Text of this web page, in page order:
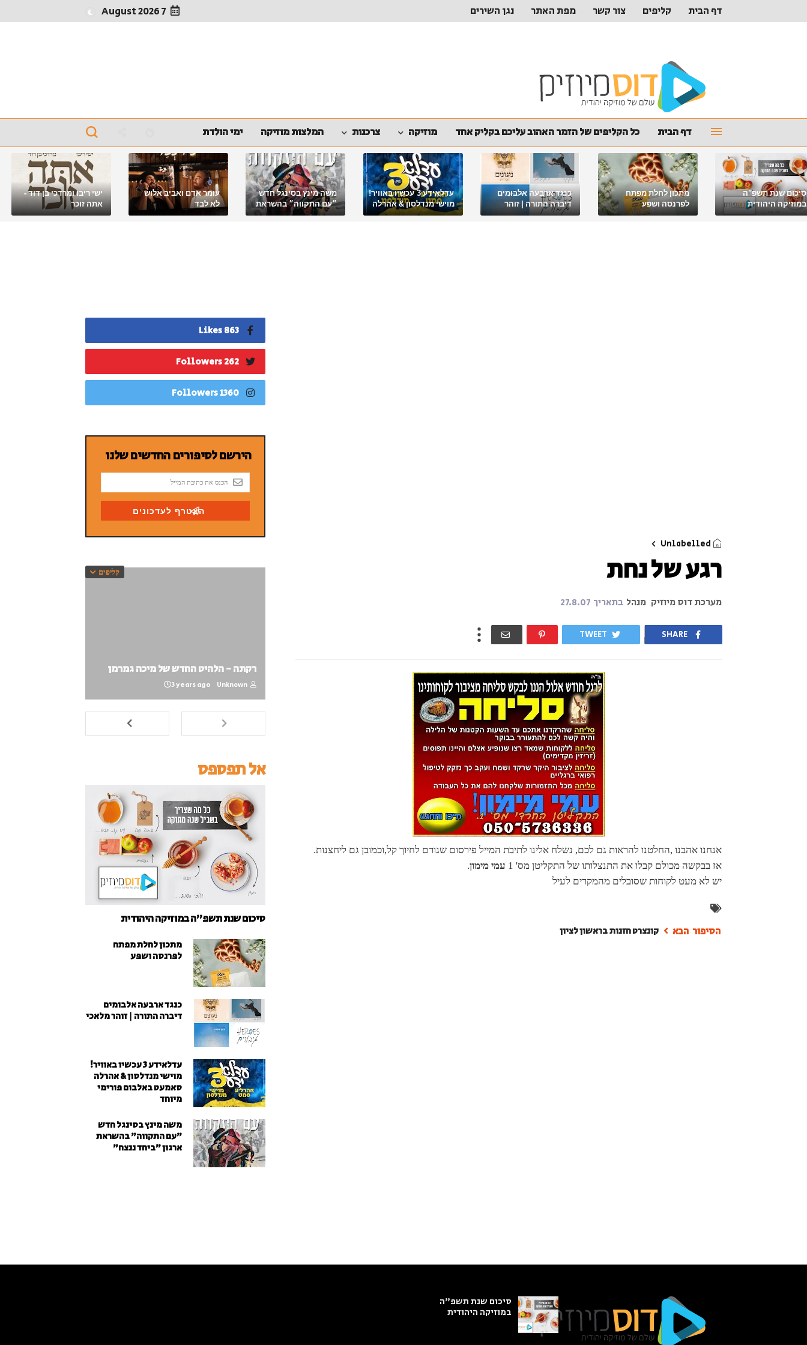
דף הבית קליפים צור קשר מפת האתר נגן השירים 7 August 2026
דף הבית כל הקליפים של הזמר האהוב עליכם בקליק אחד מוזיקה צרכנות המלצות מוזיקה ימי הולדת
סיכום שנת תשפ"ה
במוזיקה היהודית
מתכון לחלת מפתח
לפרנסה ושפע
כנגד ארבעה אלבומים
דיברה התורה | זוהר
מלאכי
עדלאידע 3 עכשיו באוויר!
מוישי מנדלסון & אהרלה
סאמעט באלבום פורימי
משה מינץ בסינגל חדש
״עם התקווה״ בהשראת
ארגון "ביחד ננצח"
עומר אדם ואביב אלוש
לא לבד
ישי ריבו ומרדכי בן דוד -
אתה זוכר
Unlabelled
רגע של נחת
מערכת דוס מיוזיק מנהל בתאריך 27.8.07
SHARE
TWEET
אנחנו אהבנו ,החלטנו להראות גם לכם, נשלח אלינו לתיבת המייל פירסום שגורם לחיוך קל,וכמובן גם ליחצנות.
אז בבקשה מכולם קבלו את התנצלותו של התקליטן מס' 1
עמי מימון.
יש לא מעט לקוחות שסובלים מהמקרים לעיל
קונצרט חזנות בראשון לציון
863 Likes
262 Followers
1360 Followers
קליפים
רקתה - הלהיט החדש של מיכה גמרמן
Unknown
3 years ago
אל תפספס
סיכום שנת תשפ"ה במוזיקה היהודית
מתכון לחלת מפתח
לפרנסה ושפע
כנגד ארבעה אלבומים
דיברה התורה | זוהר מלאכי
עדלאידע 3 עכשיו באוויר!
מוישי מנדלסון & אהרלה
סאמעט באלבום פורימי
מיוחד
משה מינץ בסינגל חדש
״עם התקווה״ בהשראת
ארגון "ביחד ננצח"
סיכום שנת תשפ"ה
במוזיקה היהודית